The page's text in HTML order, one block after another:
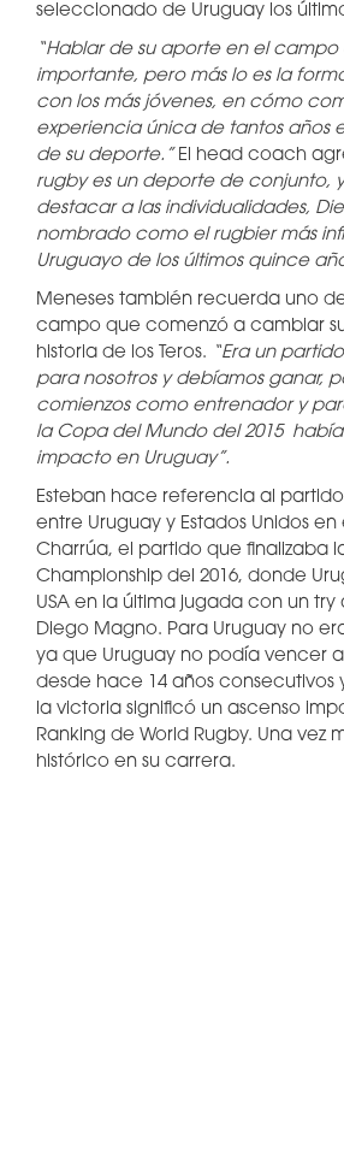
seleccionado de Uruguay los
“Hablar de su aporte en el campo
importante, pero más lo es la
con los más jóvenes, en cómo
experiencia única de tantos años
de su deporte.” El head coach
rugby es un deporte de conjunto,
destacar a las individualidades,
nombrado como el rugbier más
Uruguayo de los últimos quince
Meneses también recuerda uno
campo que comenzó a cambiar
historia de los Teros. “Era un
para nosotros y debíamos ganar,
comienzos como entrenador y
la Copa del Mundo del 2015
impacto en Uruguay”.
Esteban hace referencia al
entre Uruguay y Estados Unidos en
Charrúa, el partido que finalizaba
Championship del 2016, donde
USA en la última jugada con un
Diego Magno. Para Uruguay no
ya que Uruguay no podía vencer a
desde hace 14 años consecutivos
la victoria significó un ascenso
Ranking de World Rugby. Una vez
histórico en su carrera.